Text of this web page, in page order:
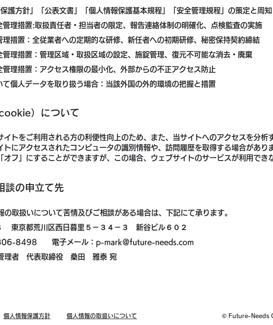
護方針」「公表文書」「個人情報保護基本規程」「安全管理規程」の策定と周知
理措置:取扱責任者・担当者の限定、報告連絡体制の明確化、点検監査の実施
措置：全従業者への定期的な研修、新任者への初期研修、秘密保持契約締結
理措置：管理区域・取扱区域の設定、施錠管理、復元不可能な消去・廃棄
理措置：アクセス権限の最小化、外部からの不正アクセス防止
個人データを取り扱う場合：当該外国の外的環境の把握と措置
）について
イトをご利用される方の利便性向上のため、また、当サイトへのアクセスを分析
トにアクセスされたコンピュータの識別情報や、訪問履歴を取得する場合があり
オフ」にすることができますが、この場合、ウェブサイトのサービスが利用でき
談の申立て先
の取扱いについて苦情及びご相談がある場合は、下記にて承ります。
京都荒川区西日暮里５－３４－３ 新谷ビル６０２
8498 電子メール：p-mark＠future-needs.com
理者 代表取締役 桑田 雅泰 宛
​個人情報保護方針 ​個人情報の取扱いについて © Future-Needs